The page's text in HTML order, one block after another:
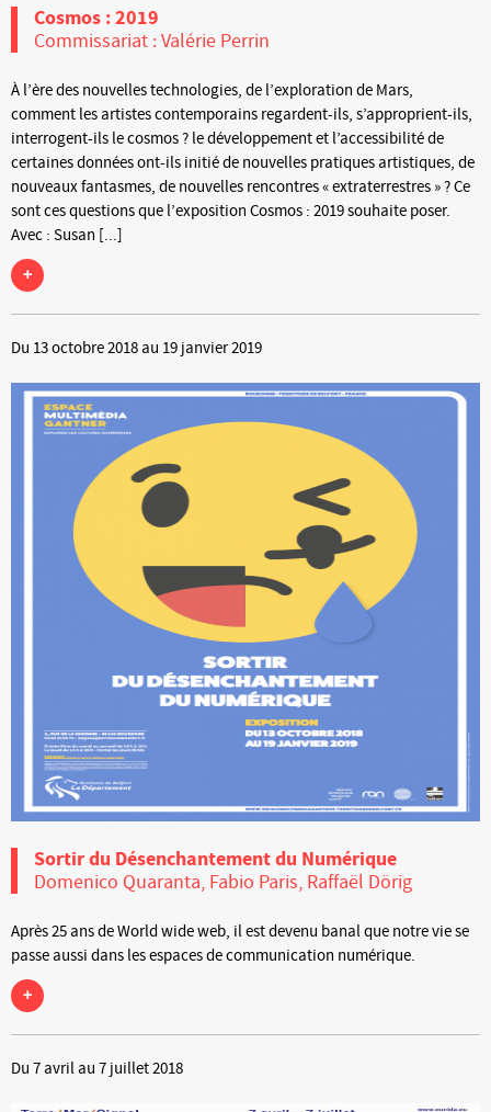
Cosmos : 2019
Commissariat : Valérie Perrin
À l’ère des nouvelles technologies, de l’exploration de Mars,
comment les artistes contemporains regardent-ils, s’approprient-ils,
interrogent-ils le cosmos ? le développement et l’accessibilité de
certaines données ont-ils initié de nouvelles pratiques artistiques, de
nouveaux fantasmes, de nouvelles rencontres « extraterrestres » ? Ce
sont ces questions que l’exposition Cosmos : 2019 souhaite poser.
Avec : Susan [...]
+
Du 13 octobre 2018 au 19 janvier 2019
Sortir du Désenchantement du Numérique
Domenico Quaranta, Fabio Paris, Raffaël Dörig
Après 25 ans de World wide web, il est devenu banal que notre vie se
passe aussi dans les espaces de communication numérique.
+
Du 7 avril au 7 juillet 2018